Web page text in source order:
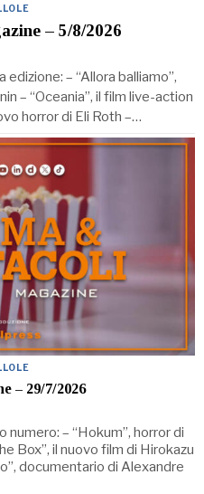
– 5/8/2026
– “Allora balliamo”,
– “Oceania”, il film live-action
horror di Eli Roth –…
– 29/7/2026
numero: – “Hokum”, horror di
Box”, il nuovo film di Hirokazu
documentario di Alexandre